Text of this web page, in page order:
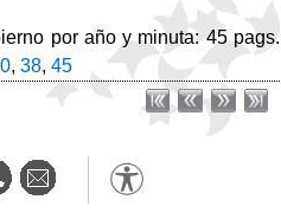
por año y minuta: 45 pags.
, 38, 45